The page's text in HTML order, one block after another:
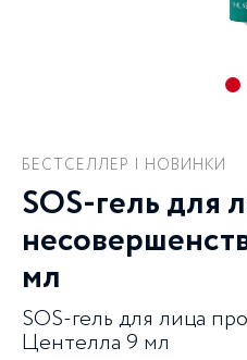
БЕСТСЕЛЛЕР | НОВИНКИ
SOS-гель для
мл
SOS-гель для лица
Центелла 9 мл